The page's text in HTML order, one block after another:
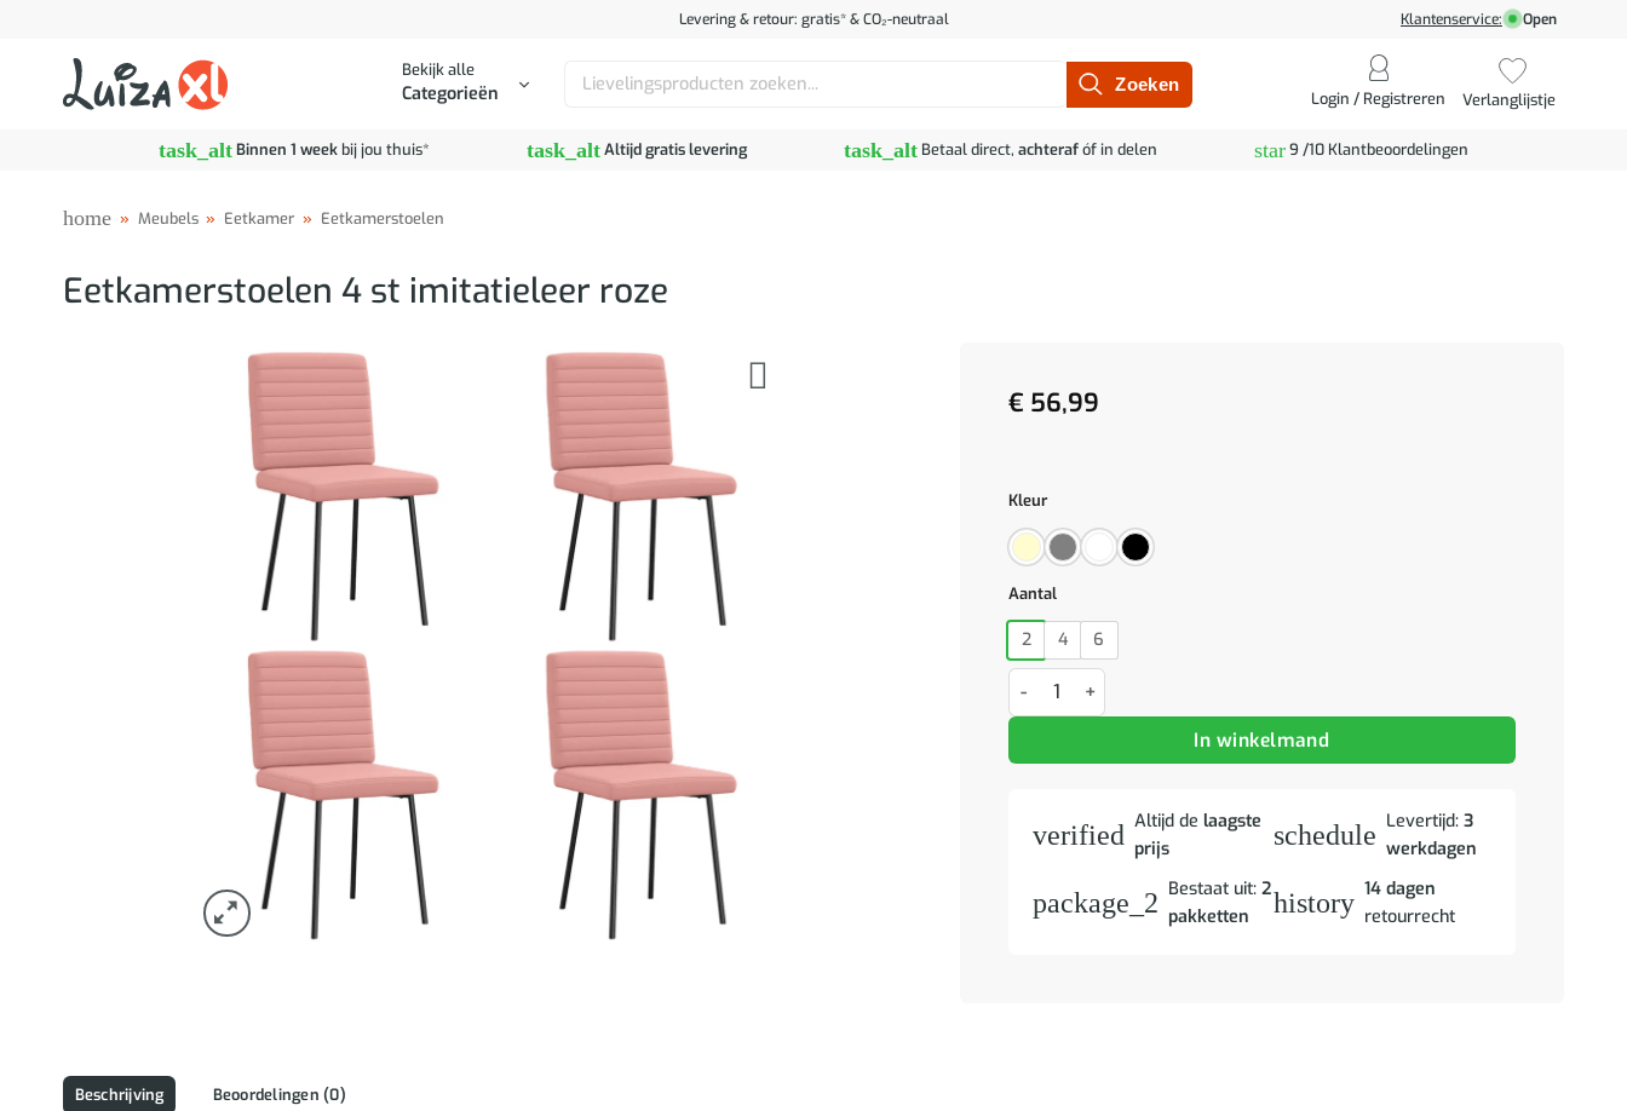
Levering & retour: gratis* & CO₂-neutraal Klantenservice: Open
Bekijk alle
Categorieën
Zoeken
Login / Registreren Verlanglijstje
task_altBinnen 1 weekbij jou thuis* task_altAltijd gratis levering task_alt Betaal direct, achterafóf in delen star9 /10 Klantbeoordelingen
home » Meubels » Eetkamer » Eetkamerstoelen
Eetkamerstoelen 4 st imitatieleer roze
€ 56,99
Kleur
Aantal
2 4
6
Eetkamerstoelen 4 st imitatieleer roze aantal
In winkelmand
verified Altijd de laagste
prijs
schedule Levertijd:3
werkdagen
package_2 Bestaat uit: 2
pakketten
history 14 dagen
retourrecht
Beschrijving Beoordelingen (0)